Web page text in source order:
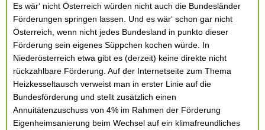
Es wär‘ nicht Österreich würden nicht auch die Bundesländer
Förderungen springen lassen. Und es wär‘ schon gar nicht
Österreich, wenn nicht jedes Bundesland in punkto dieser
Förderung sein eigenes Süppchen kochen würde. In
Niederösterreich etwa gibt es (derzeit) keine direkte nicht
rückzahlbare Förderung. Auf der Internetseite zum Thema
Heizkesseltausch verweist man in erster Linie auf die
Bundesförderung und stellt zusätzlich einen
Annuitätenzuschuss von 4% im Rahmen der Förderung
Eigenheimsanierung beim Wechsel auf ein klimafreundliches